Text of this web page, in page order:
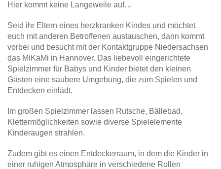
Hier kommt keine Langeweile auf…
Seid ihr Eltern eines herzkranken Kindes und möchtet
euch mit anderen Betroffenen austauschen, dann kommt
vorbei und besucht mit der Kontaktgruppe Niedersachsen
das MiKaMi in Hannover. Das liebevoll eingerichtete
Spielzimmer für Babys und Kinder bietet den kleinen
Gästen eine saubere Umgebung, die zum Spielen und
Entdecken einlädt.
Im großen Spielzimmer lassen Rutsche, Bällebad,
Klettermöglichkeiten sowie diverse Spielelemente
Kinderaugen strahlen.
Zudem gibt es einen Entdeckerraum, in dem die Kinder in
einer ruhigen Atmosphäre in verschiedene Rollen